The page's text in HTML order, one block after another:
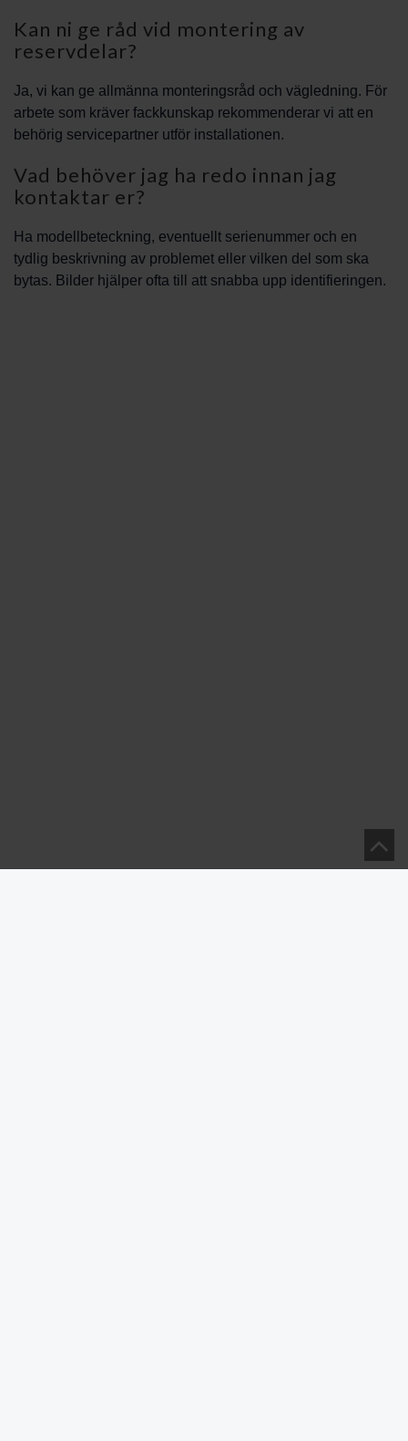
Kan ni ge råd vid montering av
reservdelar?
Ja, vi kan ge allmänna monteringsråd och vägledning. För
arbete som kräver fackkunskap rekommenderar vi att en
behörig servicepartner utför installationen.
Vad behöver jag ha redo innan jag
kontaktar er?
Ha modellbeteckning, eventuellt serienummer och en
tydlig beskrivning av problemet eller vilken del som ska
bytas. Bilder hjälper ofta till att snabba upp identifieringen.